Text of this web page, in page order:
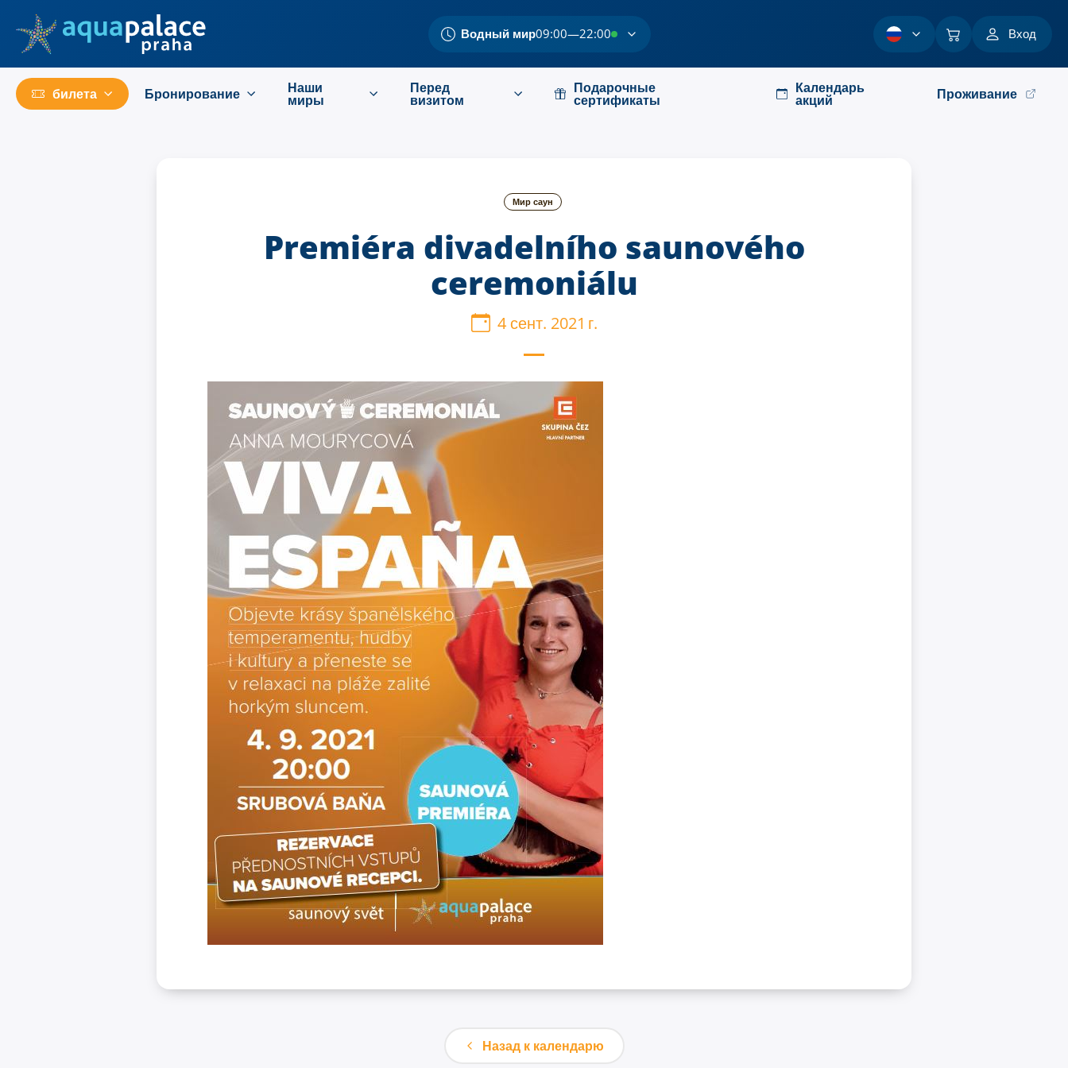
Водный мир09:00—22:00 Вход
билета Бронирование Наши
миры
Перед
визитом
Подарочные
сертификаты
Календарь
акций Проживание
Мир саун
Premiéra divadelního saunového
ceremoniálu
4 сент. 2021 г.
Назад к календарю